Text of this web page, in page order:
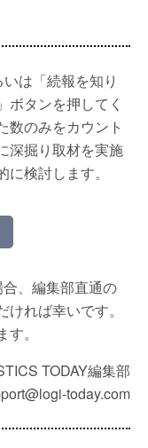
は「続報を知り
ボタンを押してく
数のみをカウント
深掘り取材を実施
検討します。
、編集部直通の
れば幸いです。
。
TODAY編集部
today.com